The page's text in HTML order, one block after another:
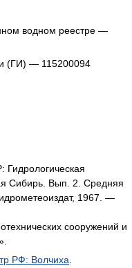
водном реестре —
(ГИ) — 115200094
Сибирь. Вып. 2. Средняя
1967. —
сооружений и
РФ: Волчиха